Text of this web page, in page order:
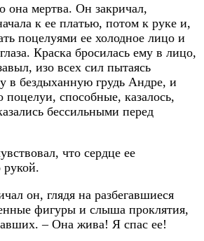
мертва. Он закричал,
к ее платью, потом к руке и,
поцелуями ее холодное лицо и
Краска бросилась ему в лицо,
изо всех сил пытаясь
в бездыханную грудь Андре, и
поцелуи, способные, казалось,
бессильными перед
что сердце ее
рукой.
он, глядя на разбегавшиеся
фигуры и слыша проклятия,
– Она жива! Я спас ее!